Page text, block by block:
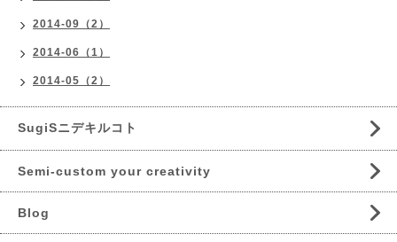
2014-09（2）
2014-06（1）
2014-05（2）
SugiSニデキルコト
Semi-custom your creativity
Blog